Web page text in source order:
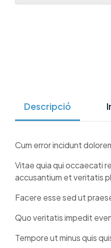
Descripció
Cum error incidunt
Vitae quia qui occaecati
accusantium et veritatis
Facere esse sed ut
Quo veritatis impedit
Tempore ut minus quis